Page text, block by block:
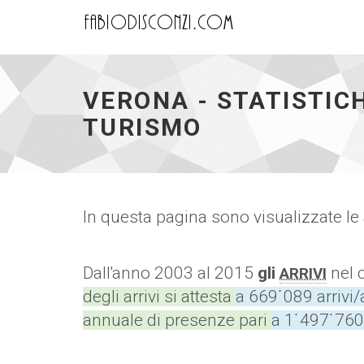
VERONA -
TURISMO
In questa pagina sono visualizzate le
Dall'anno 2003 al 2015 gliARRIVI nel
degli arrivi si attesta a 669˙089
annuale di presenze pari a